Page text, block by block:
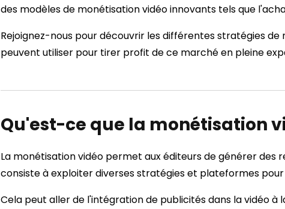
des modèles de monétisation vidéo innovants tels que
Rejoignez-nous pour découvrir les différentes stratégies
peuvent utiliser pour tirer profit de ce marché en pleine
Qu'est-ce que la monétisation
La monétisation vidéo permet aux éditeurs de générer des
consiste à exploiter diverses stratégies et plateformes
Cela peut aller de l'intégration de publicités dans la vidéo à